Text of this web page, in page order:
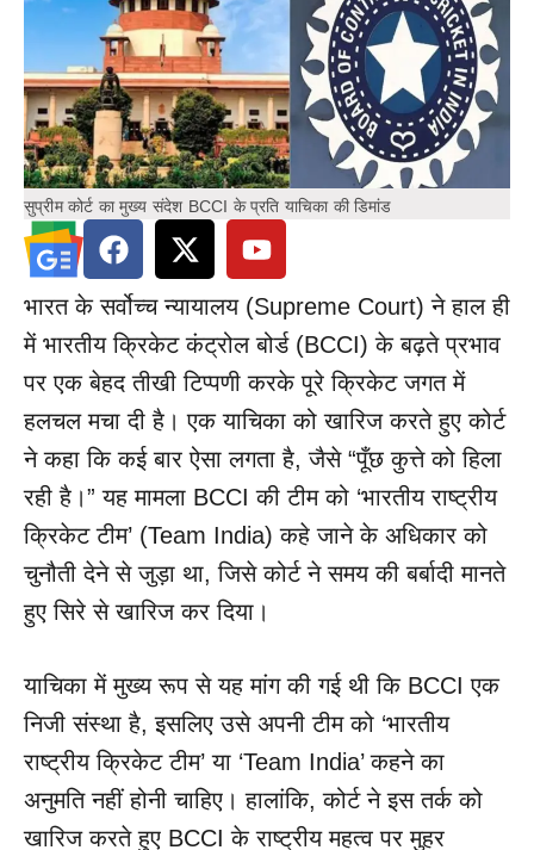
सुप्रीम कोर्ट का मुख्य संदेश BCCI के प्रति याचिका की डिमांड
भारत के सर्वोच्च न्यायालय (Supreme Court) ने हाल ही
में भारतीय क्रिकेट कंट्रोल बोर्ड (BCCI) के बढ़ते प्रभाव
पर एक बेहद तीखी टिप्पणी करके पूरे क्रिकेट जगत में
हलचल मचा दी है। एक याचिका को खारिज करते हुए कोर्ट
ने कहा कि कई बार ऐसा लगता है, जैसे “पूँछ कुत्ते को हिला
रही है।” यह मामला BCCI की टीम को ‘भारतीय राष्ट्रीय
क्रिकेट टीम’ (Team India) कहे जाने के अधिकार को
चुनौती देने से जुड़ा था, जिसे कोर्ट ने समय की बर्बादी मानते
हुए सिरे से खारिज कर दिया।
याचिका में मुख्य रूप से यह मांग की गई थी कि BCCI एक
निजी संस्था है, इसलिए उसे अपनी टीम को ‘भारतीय
राष्ट्रीय क्रिकेट टीम’ या ‘Team India’ कहने का
अनुमति नहीं होनी चाहिए। हालांकि, कोर्ट ने इस तर्क को
खारिज करते हुए BCCI के राष्ट्रीय महत्व पर मुहर